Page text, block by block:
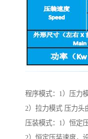
程序模式：1）压力
2）拉力模式 压力头
压装模式：1）恒定